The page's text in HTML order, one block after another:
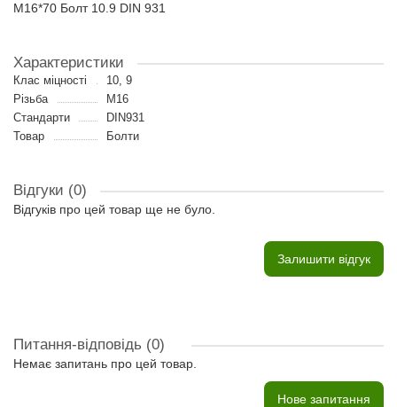
M16*70 Болт 10.9 DIN 931
Характеристики
Клас міцності
10, 9
Різьба
M16
Стандарти
DIN931
Товар
Болти
Відгуки (0)
Відгуків про цей товар ще не було.
Залишити відгук
Питання-відповідь (0)
Немає запитань про цей товар.
Нове запитання